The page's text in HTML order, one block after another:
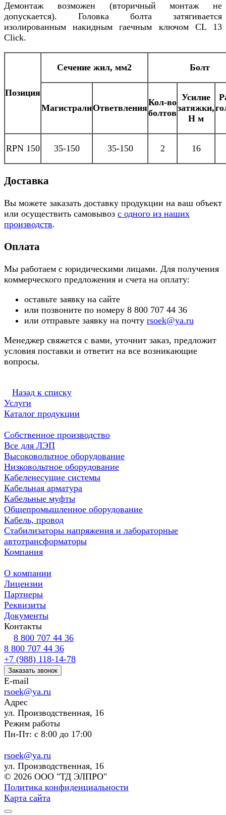
Демонтаж возможен (вторичный монтаж не
допускается). Головка болта затягивается
изолированным накидным гаечным ключом CL 13
Click.
Позиция
Сечение жил, мм2 Болт
МагистралиОтветвления
Кол-во
болтов
Усилие
затяжки,
H м
RРN 150 35-150 35-150 2 16
Доставка
Вы можете заказать доставку продукции на ваш объект
или осуществить самовывоз с одного из наших
производств.
Оплата
Мы работаем с юридическими лицами. Для получения
коммерческого предложения и счета на оплату:
оставьте заявку на сайте
или позвоните по номеру 8 800 707 44 36
или отправьте заявку на почту rsoek@ya.ru
Менеджер свяжется с вами, уточнит заказ, предложит
условия поставки и ответит на все возникающие
вопросы.
Назад к списку
Услуги
Каталог продукции
Собственное производство
Все для ЛЭП
Высоковольтное оборудование
Низковольтное оборудование
Кабеленесущие системы
Кабельная арматура
Кабельные муфты
Общепромышленное оборудование
Кабель, провод
Стабилизаторы напряжения и лабораторные
автотрансформаторы
Компания
О компании
Лицензии
Партнеры
Реквизиты
Документы
Контакты
8 800 707 44 36
8 800 707 44 36
+7 (988) 118-14-78
Заказать звонок
E-mail
rsoek@ya.ru
Адрес
ул. Производственная, 16
Режим работы
Пн-Пт: с 8:00 до 17:00
rsoek@ya.ru
ул. Производственная, 16
© 2026 ООО "ТД ЭЛПРО"
Политика конфиденциальности
Карта сайта